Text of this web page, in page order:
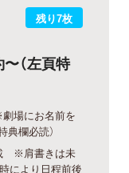
残り7枚
（左頁特
場にお名前を
典欄必読）
※肩書きは未
により日程前後